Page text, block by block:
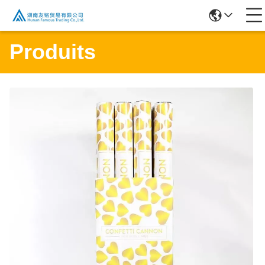
Produits